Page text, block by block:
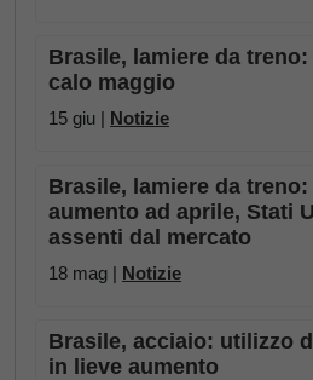
Brasile, lamiere da
calo maggio
15 giu | Notizie
Brasile, lamiere da
aumento ad aprile, Stati
assenti dal mercato
18 mag | Notizie
Brasile, acciaio: utilizzo
in lieve aumento